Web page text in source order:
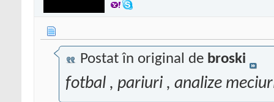
Postat în original de broski
fotbal , pariuri , analize